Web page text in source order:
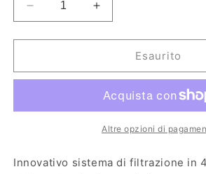
Diminuisci
quantità
per
filtrante
Flow
con
Aumenta
quantità
per
Sistema
filtrante
XXL
Flow
(8,2
con
Esaurito
Altre opzioni di
Innovativo sistema di filtrazione in